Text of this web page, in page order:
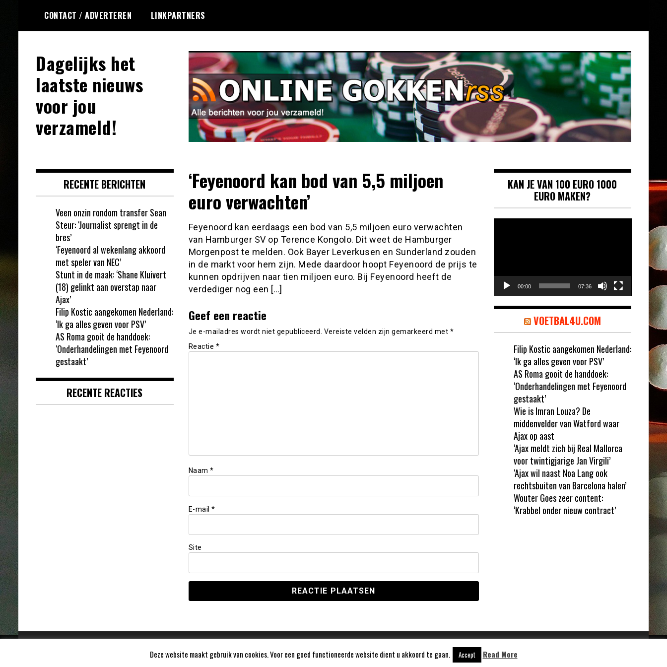
de
CONTACT / ADVERTEREN LINKPARTNERS
Dagelijks het
laatste nieuws
voor jou
verzameld!
‘Feyenoord kan bod van 5,5 miljoen
euro verwachten’
Feyenoord kan eerdaags een bod van 5,5 miljoen euro verwachten
van Hamburger SV op Terence Kongolo. Dit weet de Hamburger
Morgenpost te melden. Ook Bayer Leverkusen en Sunderland zouden
in de markt voor hem zijn. Mede daardoor hoopt Feyenoord de prijs te
kunnen opdrijven naar tien miljoen euro. Bij Feyenoord heeft de
verdediger nog een […]
Geef een reactie
Je e-mailadres wordt niet gepubliceerd. Vereiste velden zijn gemarkeerd met *
Reactie *
Naam *
E-mail *
Site
RECENTE BERICHTEN
Veen onzin rondom transfer Sean
Steur: ‘Journalist sprengt in de
bres’
‘Feyenoord al wekenlang akkoord
met speler van NEC’
Stunt in de maak: ‘Shane Kluivert
(18) gelinkt aan overstap naar
Ajax’
Filip Kostic aangekomen Nederland:
‘Ik ga alles geven voor PSV’
AS Roma gooit de handdoek:
‘Onderhandelingen met Feyenoord
gestaakt’
RECENTE REACTIES
KAN JE VAN 100 EURO 1000
EURO MAKEN?
00:00 07:36
VOETBAL4U.COM
Filip Kostic aangekomen Nederland:
‘Ik ga alles geven voor PSV’
AS Roma gooit de handdoek:
‘Onderhandelingen met Feyenoord
gestaakt’
Wie is Imran Louza? De
middenvelder van Watford waar
Ajax op aast
‘Ajax meldt zich bij Real Mallorca
voor twintigjarige Jan Virgili’
‘Ajax wil naast Noa Lang ook
rechtsbuiten van Barcelona halen’
Wouter Goes zeer content:
‘Krabbel onder nieuw contract’
Deze website maakt gebruik van cookies. Voor een goed functioneerde website dient u akkoord te gaan. Accept Read More